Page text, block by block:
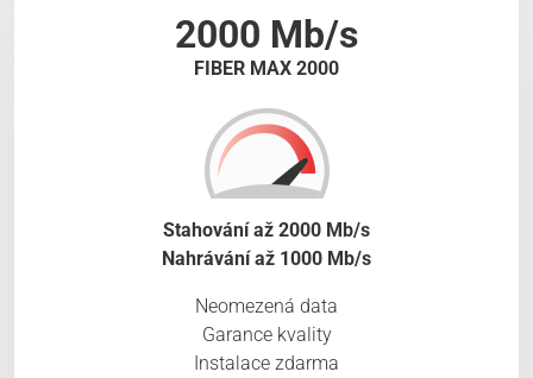
2000 Mb/s
FIBER MAX 2000
Stahování až 2000 Mb/s
Nahrávání až 1000 Mb/s
Neomezená data
Garance kvality
Instalace zdarma